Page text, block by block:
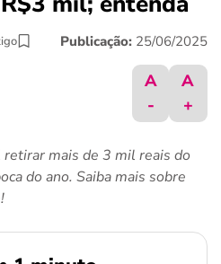
Publicação: 25/06/2025
A
-
A
+
mais de 3 mil reais do
do ano. Saiba mais sobre